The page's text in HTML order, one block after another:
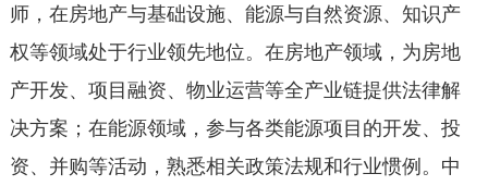
师，在房地产与基础设施、能源与自然资源、知识产
权等领域处于行业领先地位。在房地产领域，为房地
产开发、项目融资、物业运营等全产业链提供法律解
决方案；在能源领域，参与各类能源项目的开发、投
资、并购等活动，熟悉相关政策法规和行业惯例。中